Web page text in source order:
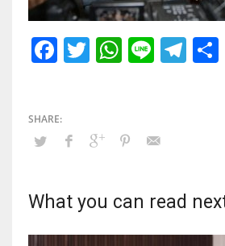
Facebook
TwitterLine
What you can read